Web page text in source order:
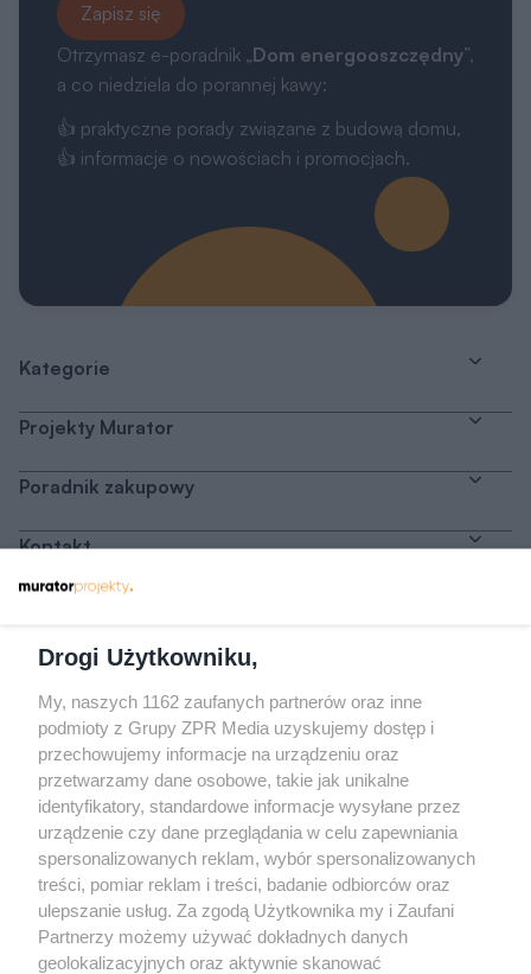
Zapisz się
Otrzymasz e-poradnik „Dom energooszczędny”,
a co niedziela do porannej kawy:
👍 praktyczne porady związane z budową domu,
👍 informacje o nowościach i promocjach.
Kategorie
Projekty Murator
Poradnik zakupowy
Kontakt
Odwiedź grupę na Facebooku
Gdybym budował drugi raz - mądry Polak
przed budową
Forum Muratora
Drogi Użytkowniku,
My, naszych 1162 zaufanych partnerów oraz inne
podmioty z Grupy ZPR Media uzyskujemy dostęp i
przechowujemy informacje na urządzeniu oraz
przetwarzamy dane osobowe, takie jak unikalne
identyfikatory, standardowe informacje wysyłane przez
urządzenie czy dane przeglądania w celu zapewniania
spersonalizowanych reklam, wybór spersonalizowanych
treści, pomiar reklam i treści, badanie odbiorców oraz
ulepszanie usług. Za zgodą Użytkownika my i Zaufani
Partnerzy możemy używać dokładnych danych
geolokalizacyjnych oraz aktywnie skanować